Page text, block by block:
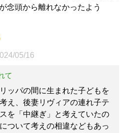
念頭から離れなかったよう
05/16
て
ッパの間に生まれた子どもを
え、後妻リヴィアの連れ子テ
を「中継ぎ」と考えていたの
ついて考えの相違などもあっ